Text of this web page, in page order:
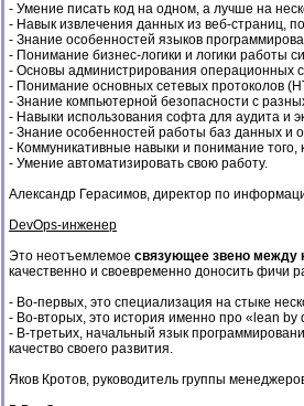
- Умение писать код на одном, а лучше на
- Навык извлечения данных из веб-страниц,
- Знание особенностей языков
- Понимание бизнес-логики и логики работы
- Основы администрирования операционных
- Понимание основных сетевых протоколов
- Знание компьютерной безопасности с
- Навыки использования софта для аудита и
- Знание особенностей работы баз данных и
- Коммуникативные навыки и понимание
- Умение автоматизировать свою работу.
Александр Герасимов, директор по
DevOps-инженер
Это неотъемлемое связующее звено между
качественно и своевременно доносить фичи
- Во-первых, это специализация на стыке
- Во-вторых, это история именно про «lean by
- В-третьих, начальный язык
качество своего развития.
Яков Кротов, руководитель группы